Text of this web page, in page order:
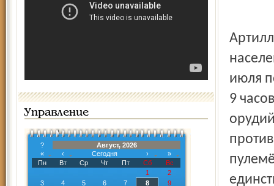
Управление
?
Август, 2026
«
‹ Сегодня ›
»
Пн
Вт Ср Чт Пт Сб
Вс
1
2
3
4 5 6 7 8
9
июля
9